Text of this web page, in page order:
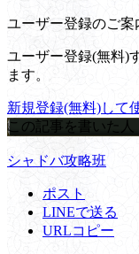
ユーザー登録のご案
ユーザー登録(無料)
ます。
新規登録(無料)して
この記事を書いた人
シャドバ攻略班
ポスト
LINEで送る
URLコピー